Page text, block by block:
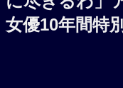
女優10年間特